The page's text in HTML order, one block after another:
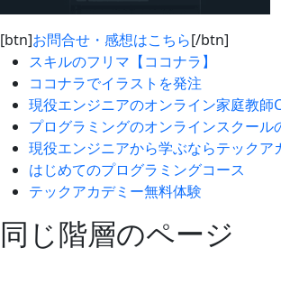
[btn]お問合せ・感想はこちら[/btn]
スキルのフリマ【ココナラ】
ココナラでイラストを発注
現役エンジニアのオンライン家庭教師
プログラミングのオンラインスクール
現役エンジニアから学ぶならテックア
はじめてのプログラミングコース
テックアカデミー無料体験
同じ階層のページ